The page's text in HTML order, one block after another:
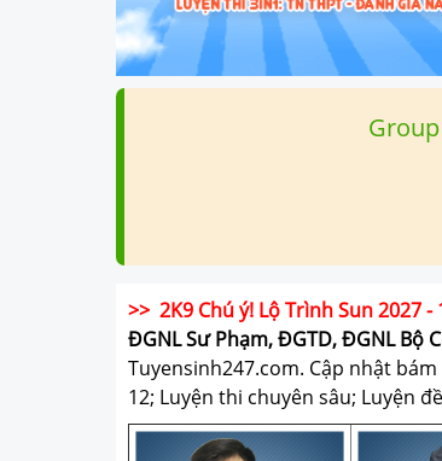
>> 2K9 Chú ý! Lộ Trình Sun 2027
ĐGNL Sư Phạm, ĐGTD, ĐGNL Bộ
Tuyensinh247.com. Cập nhật
12; Luyện thi chuyên sâu; Luyện